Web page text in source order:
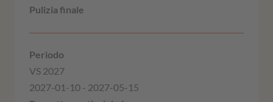
VS 2027
2027-01-10 - 2027-05-15